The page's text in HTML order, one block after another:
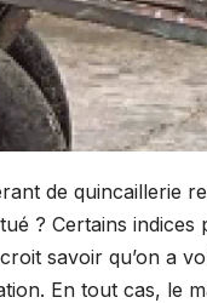
de quincaillerie
? Certains
savoir qu’on a
En tout cas, le